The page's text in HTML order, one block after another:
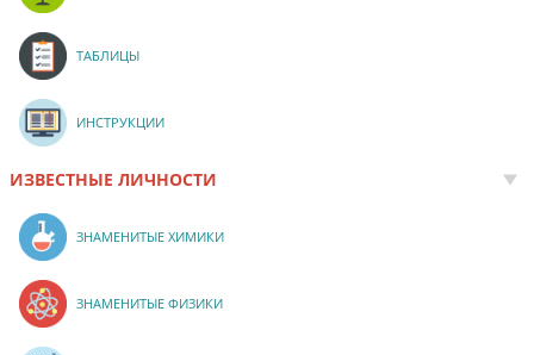
ТАБЛИЦЫ
ИНСТРУКЦИИ
ИЗВЕСТНЫЕ ЛИЧНОСТИ
ЗНАМЕНИТЫЕ ХИМИКИ
ЗНАМЕНИТЫЕ ФИЗИКИ